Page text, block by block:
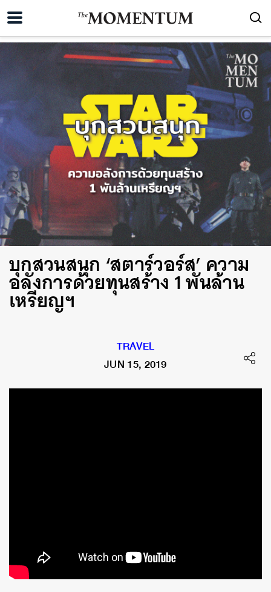
บุกสวนสนุก ‘สตาร์วอร์ส’ ความ
อลังการด้วยทุนสร้าง 1 พันล้าน
เหรียญฯ
TRAVEL
JUN 15, 2019